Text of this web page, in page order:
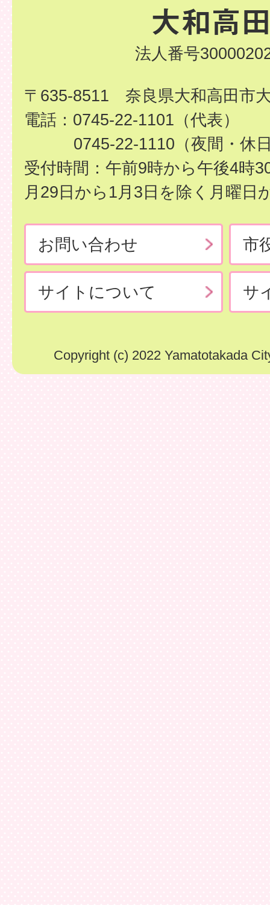
法人番号
〒635-8511 奈良県大和高田市
電話：0745-22-1101（代表）
0745-22-1110（夜間・休
受付時間：午前9時から午後4時
月29日から1月3日を除く月曜日
お問い合わせ 市
サイトについて サ
Copyright (c) 2022 Yamatotakada